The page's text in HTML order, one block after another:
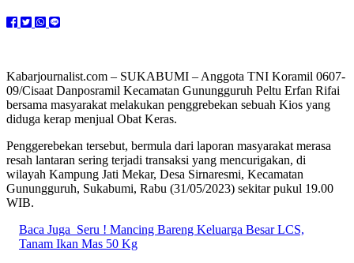
Kabarjournalist.com – SUKABUMI – Anggota TNI Koramil 0607-
09/Cisaat Danposramil Kecamatan Gunungguruh Peltu Erfan Rifai
bersama masyarakat melakukan penggrebekan sebuah Kios yang
diduga kerap menjual Obat Keras.
Penggerebekan tersebut, bermula dari laporan masyarakat merasa
resah lantaran sering terjadi transaksi yang mencurigakan, di
wilayah Kampung Jati Mekar, Desa Sirnaresmi, Kecamatan
Gunungguruh, Sukabumi, Rabu (31/05/2023) sekitar pukul 19.00
WIB.
Baca Juga Seru ! Mancing Bareng Keluarga Besar LCS,
Tanam Ikan Mas 50 Kg